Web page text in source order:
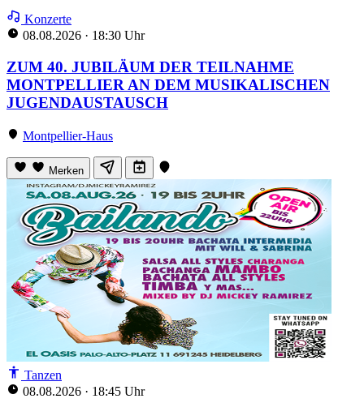
Konzerte
08.08.2026 · 18:30 Uhr
ZUM 40. JUBILÄUM DER TEILNAHME
MONTPELLIER AN DEM MUSIKALISCHEN
JUGENDAUSTAUSCH
Montpellier-Haus
Merken
Tanzen
08.08.2026 · 18:45 Uhr